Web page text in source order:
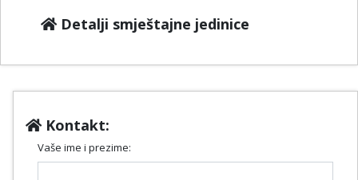
Detalji smještajne jedinice
Kontakt:
Vaše ime i prezime: